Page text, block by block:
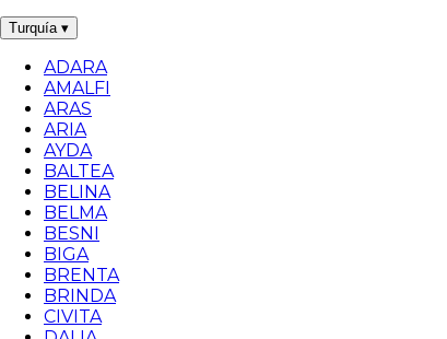
Turquía ▾
ADARA
AMALFI
ARAS
ARIA
AYDA
BALTEA
BELINA
BELMA
BESNI
BIGA
BRENTA
BRINDA
CIVITA